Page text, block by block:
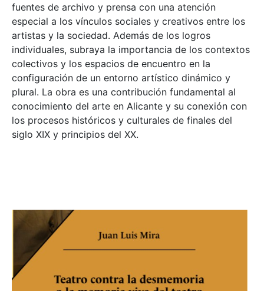
fuentes de archivo y prensa con una atención
especial a los vínculos sociales y creativos entre los
artistas y la sociedad. Además de los logros
individuales, subraya la importancia de los contextos
colectivos y los espacios de encuentro en la
configuración de un entorno artístico dinámico y
plural. La obra es una contribución fundamental al
conocimiento del arte en Alicante y su conexión con
los procesos históricos y culturales de finales del
siglo XIX y principios del XX.